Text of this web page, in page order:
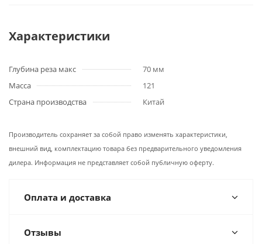
Характеристики
Глубина реза макс
70 мм
Масса
121
Страна производства
Китай
Производитель сохраняет за собой право изменять характеристики,
внешний вид, комплектацию товара без предварительного уведомления
дилера. Информация не представляет собой публичную оферту.
Оплата и доставка
Отзывы